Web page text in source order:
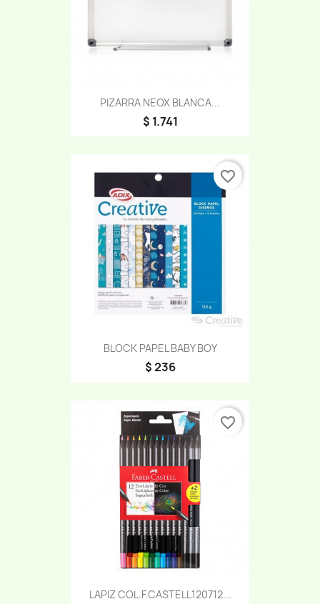
PIZARRA NEOX BLANCA...
$ 1.741
BLOCK PAPEL BABY BOY
$ 236
favorite_border
LAPIZ COL.F.CASTELL120712...
favorite_border